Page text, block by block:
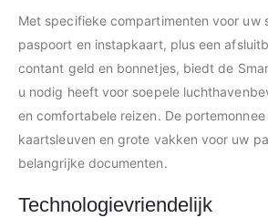
Met specifieke compartimenten voor uw
paspoort en instapkaart, plus een
contant geld en bonnetjes, biedt de
u nodig heeft voor soepele
en comfortabele reizen. De
kaartsleuven en grote vakken voor uw
belangrijke documenten.
Technologievriendelijk